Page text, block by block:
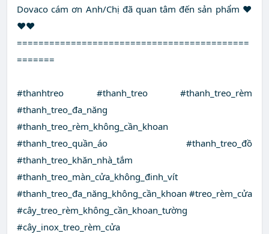
Dovaco cám ơn Anh/Chị đã quan tâm đến sản phẩm ❤️
❤️❤️
===========================================
=======
#thanhtreo #thanh_treo #thanh_treo_rèm
#thanh_treo_đa_năng
#thanh_treo_rèm_không_cần_khoan
#thanh_treo_quần_áo #thanh_treo_đồ
#thanh_treo_khăn_nhà_tắm
#thanh_treo_màn_cửa_không_đinh_vít
#thanh_treo_đa_năng_không_cần_khoan #treo_rèm_cửa
#cây_treo_rèm_không_cần_khoan_tường
#cây_inox_treo_rèm_cửa